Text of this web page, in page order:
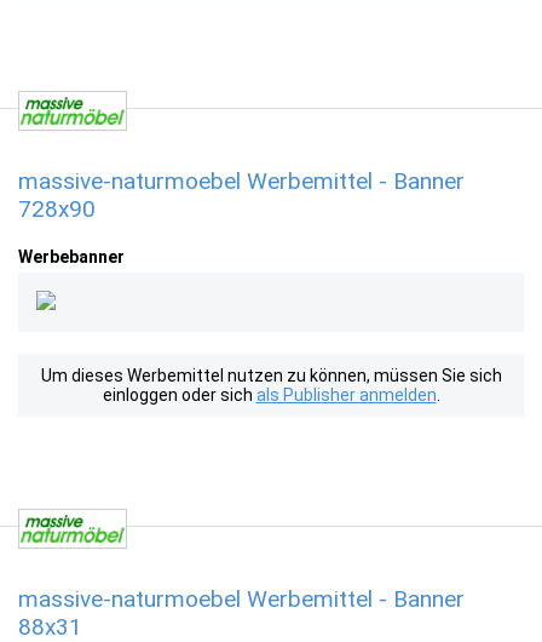
massive-naturmoebel Werbemittel - Banner
728x90
Werbebanner
Um dieses Werbemittel nutzen zu können, müssen Sie sich
einloggen oder sich als Publisher anmelden
massive-naturmoebel Werbemittel - Banner
88x31